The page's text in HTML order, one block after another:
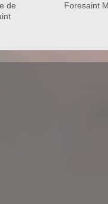
pour vos travaux
Montiers 80120,
Vous avez préparé
de
Foresaint